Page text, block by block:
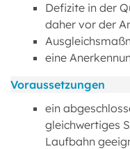
Defizite in der
daher vor der
eine
Voraussetzungen
ein
gleichwertiges
Laufbahn